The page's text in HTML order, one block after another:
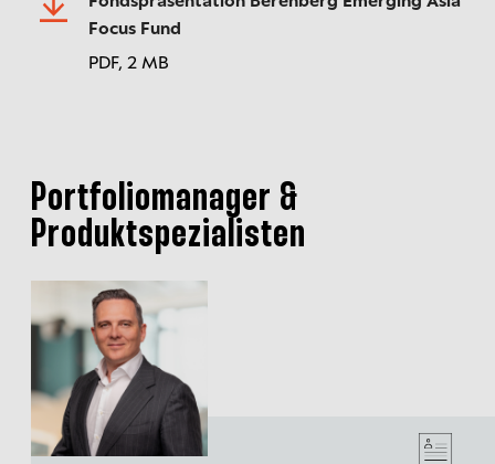
Focus Fund
PDF, 2 MB
Portfoliomanager &
Produktspezialisten